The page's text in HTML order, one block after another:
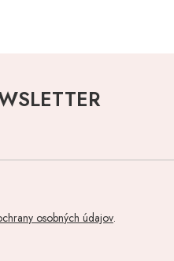
osobných údajov.